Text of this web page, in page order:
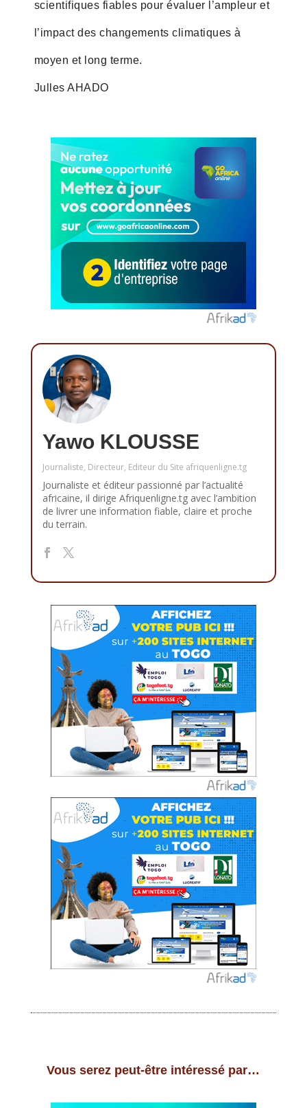
scientifiques fiables pour évaluer l’ampleur et
l’impact des changements climatiques à
moyen et long terme.
Julles AHADO
Yawo KLOUSSE
Journaliste, Directeur, Editeur du Site afriquenligne.tg
Journaliste et éditeur passionné par l’actualité
africaine, il dirige Afriquenligne.tg avec l’ambition
de livrer une information fiable, claire et proche
du terrain.
Vous serez peut-être intéressé par…